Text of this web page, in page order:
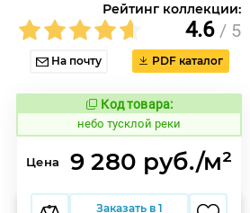
Рейтинг коллекции:
4.6 / 5
На почту PDF каталог
Код товара:
1122704 Код товара:
небо тусклой реки
Цена 9 280 руб./м²
Заказать в 1